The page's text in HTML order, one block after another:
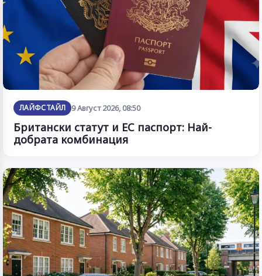
ЛАЙФСТАЙЛ 9 Август 2026, 08:50
Британски статут и ЕС паспорт: Най-
добрата комбинация